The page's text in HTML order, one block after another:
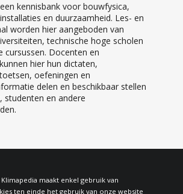
kennisbank voor bouwfysica,
en duurzaamheid. Les- en
worden hier aangeboden van
technische hoge scholen
cursussen. Docenten en
hier hun dictaten,
oefeningen en
delen en beschikbaar stellen
studenten en andere
Klimapedia maakt enkel gebruik van
ten einde het gebruik van onze website